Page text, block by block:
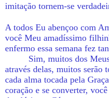
imitação tornem-se
A todos Eu abençoo com
você Meu amadíssimo
enfermo essa semana fez
Sim, muitos dos
através delas, muitos serão
cada alma tocada pela
coração e se converter,